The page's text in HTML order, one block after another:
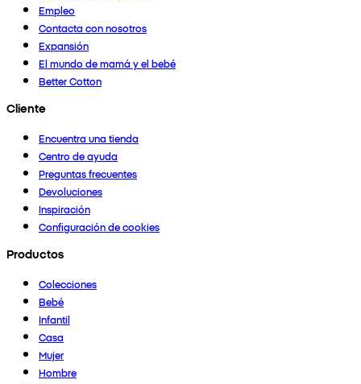
Empleo
Contacta con nosotros
Expansión
El mundo de mamá y el bebé
Better Cotton
Cliente
Encuentra una tienda
Centro de ayuda
Preguntas frecuentes
Devoluciones
Inspiración
Configuración de cookies
Productos
Colecciones
Bebé
Infantil
Casa
Mujer
Hombre